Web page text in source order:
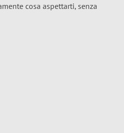
cosa aspettarti, senza